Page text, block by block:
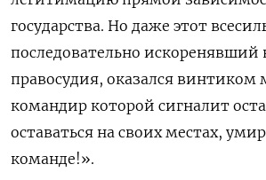
государства. Но даже этот
последовательно искоренявший
правосудия, оказался
командир которой сигналит
оставаться на своих местах,
команде!».